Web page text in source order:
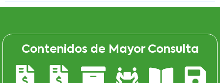
Contenidos de Mayor Consulta